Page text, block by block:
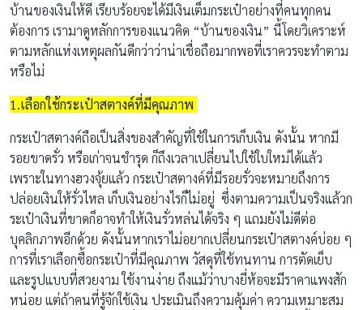
บ้านของเงินให้ดี เรียบร้อยจะได้มีเงินเต็มกระเป๋าอย่างที่คนทุกคน
ต้องการ เรามาดูหลักการของแนวคิด “บ้านของเงิน” นี้โดยวิเคราะห์
ตามหลักแห่งเหตุผลกันดีกว่าว่าน่าเชื่อถือมากพอที่เราควรจะทำตาม
หรือไม่
1.เลือกใช้กระเป๋าสตางค์ที่มีคุณภาพ
กระเป๋าสตางค์ถือเป็นสิ่งของสำคัญที่ใช้ในการเก็บเงิน ดังนั้น หากมี
รอยขาดรั่ว หรือเก่าจนชำรุด ก็ถึงเวลาเปลี่ยนไปใช้ใบใหม่ได้แล้ว
เพราะในทางฮวงจุ้ยแล้ว กระเป๋าสตางค์ที่มีรอยรั่วจะหมายถึงการ
ปล่อยเงินให้รั่วไหล เก็บเงินอย่างไรก็ไม่อยู่ ซึ่งตามความเป็นจริงแล้วก
ระเป๋าเงินที่ขาดก็อาจทำให้เงินรั่วหล่นได้จริง ๆ แถมยังไม่ดีต่อ
บุคลิกภาพอีกด้วย ดังนั้นหากเราไม่อยากเปลี่ยนกระเป๋าสตางค์บ่อย ๆ
การที่เราเลือกซื้อกระเป๋าที่มีคุณภาพ วัสดุที่ใช้ทนทาน การตัดเย็บ
และรูปแบบที่สวยงาม ใช้งานง่าย ถึงแม้ว่าบางยี่ห้อจะมีราคาแพงสัก
หน่อย แต่ถ้าคนที่รู้จักใช้เงิน ประเมินถึงความคุ้มค่า ความเหมาะสม